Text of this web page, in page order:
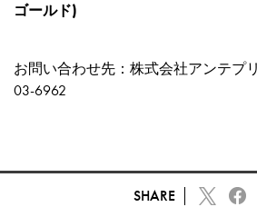
ゴールド)
お問い合わせ先：株式会社アンテプ
03-6962
SHARE